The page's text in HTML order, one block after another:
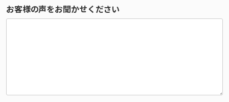
お客様の声をお聞かせください